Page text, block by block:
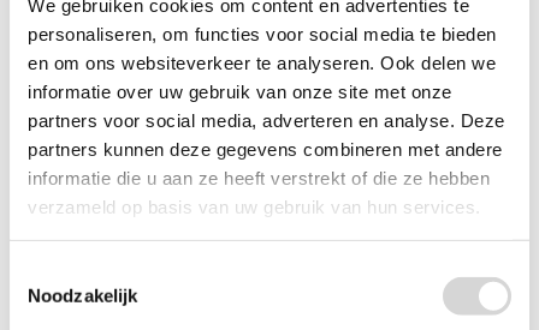
We gebruiken cookies om content en advertenties te
personaliseren, om functies voor social media te bieden
en om ons websiteverkeer te analyseren. Ook delen we
informatie over uw gebruik van onze site met onze
partners voor social media, adverteren en analyse. Deze
partners kunnen deze gegevens combineren met andere
informatie die u aan ze heeft verstrekt of die ze hebben
verzameld op basis van uw gebruik van hun services.
Noodzakelijk
33,85